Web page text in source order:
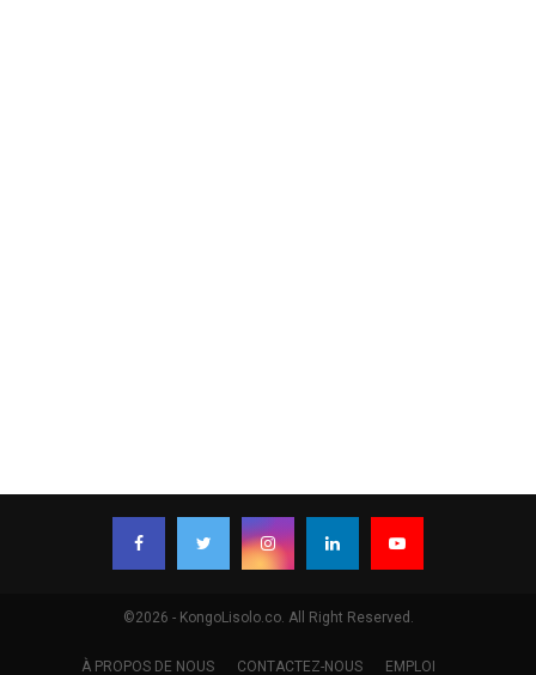
©2026 - KongoLisolo.co. All Right Reserved.
À PROPOS DE NOUS CONTACTEZ-NOUS EMPLOI